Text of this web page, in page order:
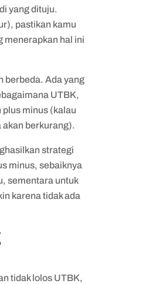
yang dituju.
pastikan kamu
menerapkan hal ini
berbeda. Ada yang
UTBK,
minus (kalau
akan berkurang).
strategi
minus, sebaiknya
sementara untuk
karena tidak ada
tidak lolos UTBK,